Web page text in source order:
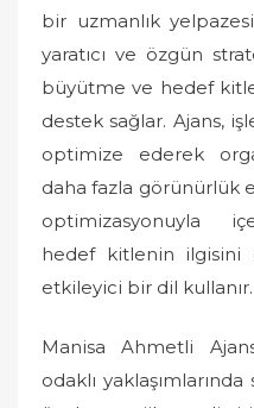
bir uzmanlık
yaratıcı ve özgün
büyütme ve hedef
destek sağlar. Ajans,
optimize ederek
daha fazla görünürlük
optimizasyonuyla
hedef kitlenin ilgisini
etkileyici bir dil kullanır.
Manisa Ahmetli
odaklı